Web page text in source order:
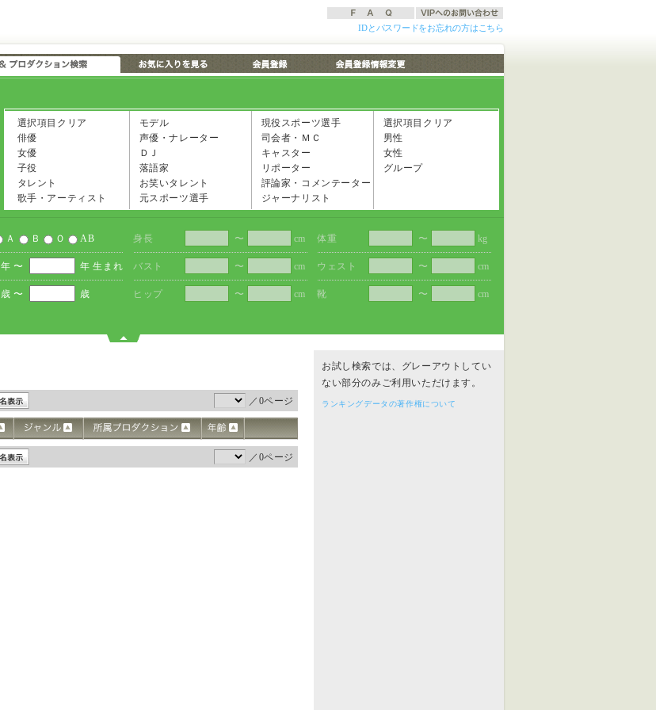
IDとパスワードをお忘れの方はこちら
選択項目クリア
俳優
女優
子役
タレント
歌手・アーティスト
モデル
声優・ナレーター
ＤＪ
落語家
お笑いタレント
元スポーツ選手
現役スポーツ選手
司会者・ＭＣ
キャスター
リポーター
評論家・コメンテーター
ジャーナリスト
選択項目クリア
男性
女性
グループ
Ａ Ｂ Ｏ AB
年 〜 年 生まれ
歳 〜 歳
身長 〜 cm
バスト 〜 cm
ヒップ 〜 cm
体重 〜 kg
ウェスト 〜 cm
靴 〜 cm
／0ページ
／0ページ
お試し検索では、グレーアウトしてい
ない部分のみご利用いただけます。
ランキングデータの著作権について